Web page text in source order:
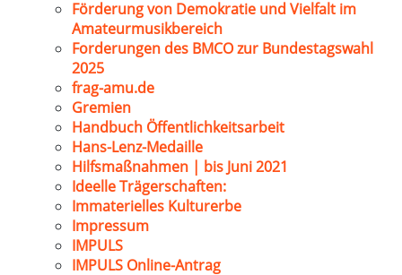
Förderung von Demokratie und Vielfalt im
Amateurmusikbereich
Forderungen des BMCO zur Bundestagswahl
2025
frag-amu.de
Gremien
Handbuch Öffentlichkeitsarbeit
Hans-Lenz-Medaille
Hilfsmaßnahmen | bis Juni 2021
Ideelle Trägerschaften:
Immaterielles Kulturerbe
Impressum
IMPULS
IMPULS Online-Antrag